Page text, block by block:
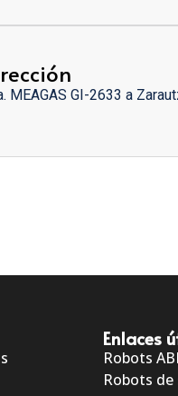
MEAGAS GI-2633 a
Enlaces
Robots
Robots